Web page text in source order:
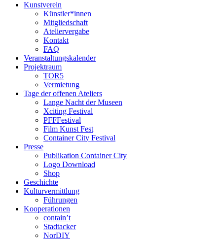
Kunstverein
Künstler*innen
Mitgliedschaft
Ateliervergabe
Kontakt
FAQ
Veranstaltungskalender
Projektraum
TOR5
Vermietung
Tage der offenen Ateliers
Lange Nacht der Museen
Xciting Festival
PFFFestival
Film Kunst Fest
Container City Festival
Presse
Publikation Container City
Logo Download
Shop
Geschichte
Kulturvermittlung
Führungen
Kooperationen
contain’t
Stadtacker
NorDIY